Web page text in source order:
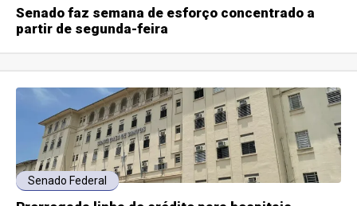
Senado faz semana de esforço concentrado a
partir de segunda-feira
Senado Federal